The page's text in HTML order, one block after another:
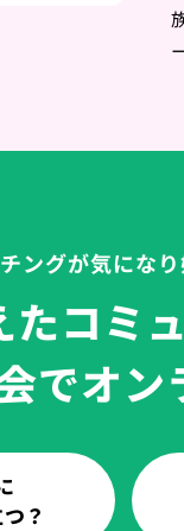
ングが気にな
たコミ
でオ
？